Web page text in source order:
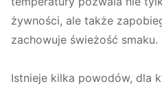
żywności, ale także
zachowuje świeżość smaku.
Istnieje kilka powodów, dla